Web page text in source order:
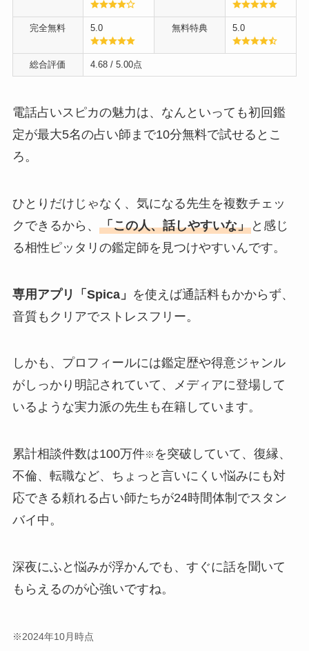
完全無料 5.0 無料特典 5.0
総合評価 4.68/ 5.00点
電話占いスピカの魅力は、なんといっても初回鑑
定が最大5名の占い師まで10分無料で試せるとこ
ろ。
ひとりだけじゃなく、気になる先生を複数チェッ
クできるから、 「この人、話しやすいな」と感じ
る相性ピッタリの鑑定師を見つけやすいんです。
専用アプリ「Spica」 を使えば通話料もかからず、
音質もクリアでストレスフリー。
しかも、プロフィールには鑑定歴や得意ジャンル
がしっかり明記されていて、メディアに登場して
いるような実力派の先生も在籍しています。
累計相談件数は100万件※ を突破していて、復縁、
不倫、転職など、ちょっと言いにくい悩みにも対
応できる頼れる占い師たちが24時間体制でスタン
バイ中。
深夜にふと悩みが浮かんでも、すぐに話を聞いて
もらえるのが心強いですね。
※2024年10月時点